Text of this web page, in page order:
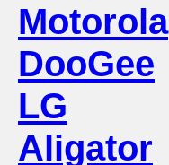
Motorola
DooGee
LG
Aligator